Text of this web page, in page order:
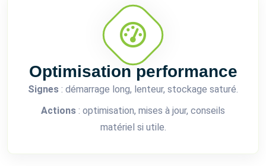
Optimisation performance
Signes : démarrage long, lenteur, stockage saturé.
Actions : optimisation, mises à jour, conseils
matériel si utile.